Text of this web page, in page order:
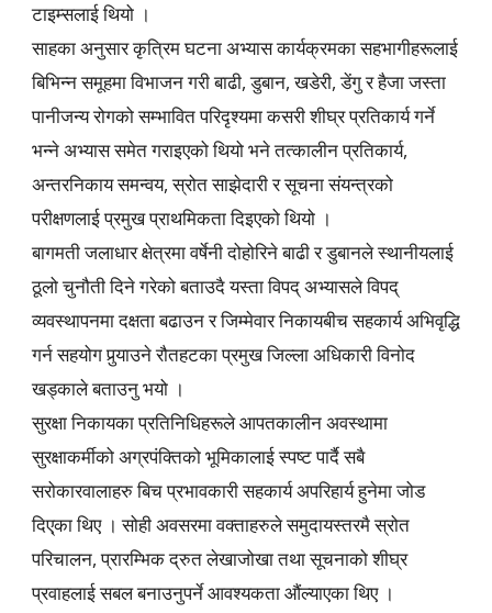
टाइम्सलाई थियो ।
साहका अनुसार कृत्रिम घटना अभ्यास कार्यक्रमका सहभागीहरूलाई
बिभिन्न समूहमा विभाजन गरी बाढी, डुबान, खडेरी, डेंगु र हैजा जस्ता
पानीजन्य रोगको सम्भावित परिदृश्यमा कसरी शीघ्र प्रतिकार्य गर्ने
भन्ने अभ्यास समेत गराइएको थियो भने तत्कालीन प्रतिकार्य,
अन्तरनिकाय समन्वय, स्रोत साझेदारी र सूचना संयन्त्रको
परीक्षणलाई प्रमुख प्राथमिकता दिइएको थियो ।
बागमती जलाधार क्षेत्रमा वर्षेनी दोहोरिने बाढी र डुबानले स्थानीयलाई
ठूलो चुनौती दिने गरेको बताउदै यस्ता विपद् अभ्यासले विपद्
व्यवस्थापनमा दक्षता बढाउन र जिम्मेवार निकायबीच सहकार्य अभिवृद्धि
गर्न सहयोग पुर्‍याउने रौतहटका प्रमुख जिल्ला अधिकारी विनोद
खड्काले बताउनु भयो ।
सुरक्षा निकायका प्रतिनिधिहरूले आपतकालीन अवस्थामा
सुरक्षाकर्मीको अग्रपंक्तिको भूमिकालाई स्पष्ट पार्दै सबै
सरोकारवालाहरु बिच प्रभावकारी सहकार्य अपरिहार्य हुनेमा जोड
दिए्‌का थिए । सोही अवसरमा वक्ताहरुले समुदायस्तरमै स्रोत
परिचालन, प्रारम्भिक द्रुत लेखाजोखा तथा सूचनाको शीघ्र
प्रवाहलाई सबल बनाउनुपर्ने आवश्यकता औंल्याएका थिए ।